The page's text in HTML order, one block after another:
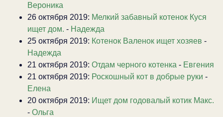
Вероника
26 октября 2019: Мелкий забавный котенок Куся
ищет дом. - Надежда
25 октября 2019: Котенок Валенок ищет хозяев -
Надежда
21 октября 2019: Отдам черного котенка - Евгения
21 октября 2019: Роскошный кот в добрые руки -
Елена
20 октября 2019: Ищет дом годовалый котик Макс.
- Ольга